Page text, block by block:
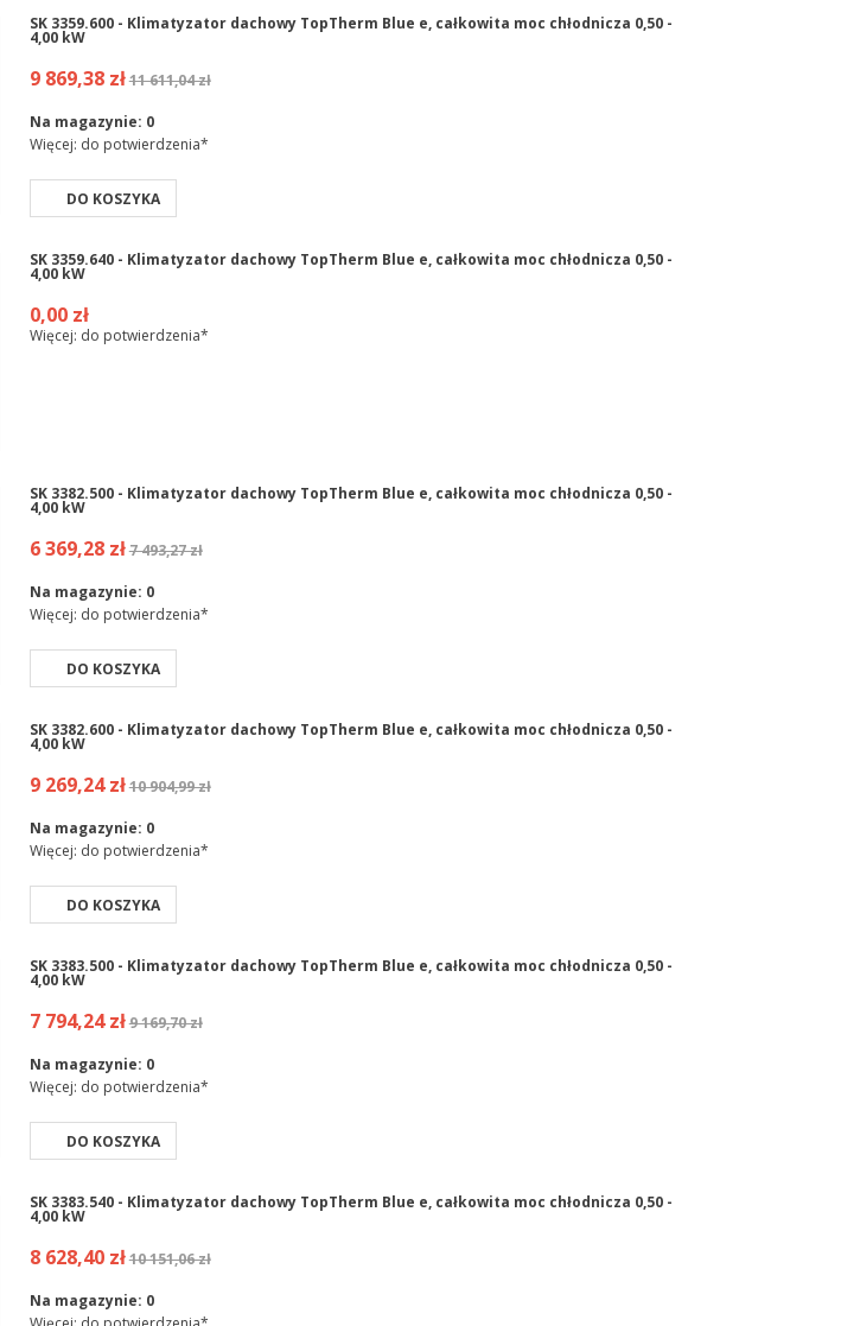
SK 3359.600 - Klimatyzator dachowy TopTherm Blue e, całkowita moc chłodnicza 0,50 -
4,00 kW
9 869,38 zł11 611,04 zł
Na magazynie: 0
Więcej: do potwierdzenia*
DO KOSZYKA
SK 3359.640 - Klimatyzator dachowy TopTherm Blue e, całkowita moc chłodnicza 0,50 -
4,00 kW
0,00 zł
Więcej: do potwierdzenia*
SK 3382.500 - Klimatyzator dachowy TopTherm Blue e, całkowita moc chłodnicza 0,50 -
4,00 kW
6 369,28 zł7 493,27 zł
Na magazynie: 0
Więcej: do potwierdzenia*
DO KOSZYKA
SK 3382.600 - Klimatyzator dachowy TopTherm Blue e, całkowita moc chłodnicza 0,50 -
4,00 kW
9 269,24 zł10 904,99 zł
Na magazynie: 0
Więcej: do potwierdzenia*
DO KOSZYKA
SK 3383.500 - Klimatyzator dachowy TopTherm Blue e, całkowita moc chłodnicza 0,50 -
4,00 kW
7 794,24 zł9 169,70 zł
Na magazynie: 0
Więcej: do potwierdzenia*
DO KOSZYKA
SK 3383.540 - Klimatyzator dachowy TopTherm Blue e, całkowita moc chłodnicza 0,50 -
4,00 kW
8 628,40 zł10 151,06 zł
Na magazynie: 0